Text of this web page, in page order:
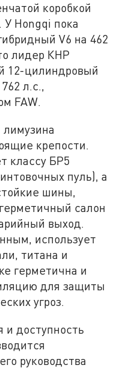
коробкой
У Hongqi пока
V6 на 462
лидер КНР
12-цилиндровый
л.с.,
FAW.
лимузина
крепости.
классу БР5
пуль), а
шины,
салон
выход.
использует
титана и
герметична и
для защиты
угроз.
и доступность
руководства